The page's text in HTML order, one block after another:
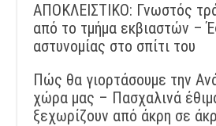
ΑΠΟΚΛΕΙΣΤΙΚΟ: Γνωστός
από το τμήμα εκβιαστών –
αστυνομίας στο σπίτι του
Πώς θα γιορτάσουμε την
χώρα μας – Πασχαλινά
ξεχωρίζουν από άκρη σε